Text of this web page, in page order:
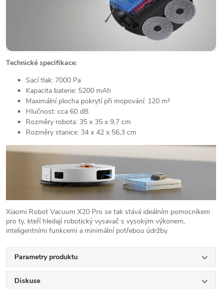
Technické specifikace:
Sací tlak: 7000 Pa
Kapacita baterie: 5200 mAh
Maximální plocha pokrytí při mopování: 120 m²
Hlučnost: cca 60 dB.
Rozměry robota: 35 x 35 x 9,7 cm
Rozměry stanice: 34 x 42 x 56,3 cm
Xiaomi Robot Vacuum X20 Pro se tak stává ideálním pomocníkem
pro ty, kteří hledají robotický vysavač s vysokým výkonem,
inteligentními funkcemi a minimální potřebou údržby.
Parametry produktu
Diskuse